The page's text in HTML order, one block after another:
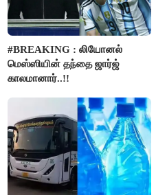
#BREAKING : லியோனல்
மெஸ்ஸியின் தந்தை ஜார்ஜ்
காலமானார்..!!